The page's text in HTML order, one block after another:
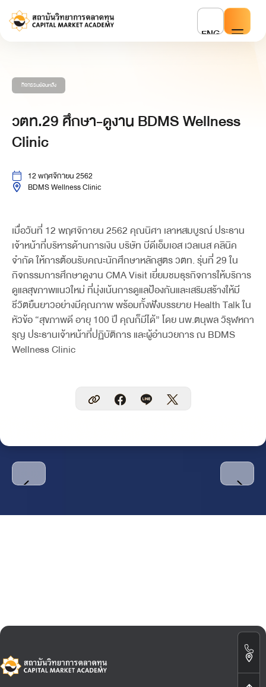
ENG
กิจกรรมย้อนหลัง
วตท.29 ศึกษา-ดูงาน BDMS Wellness
Clinic
12 พฤศจิกายน 2562
BDMS Wellness Clinic
เมื่อวันที่ 12 พฤศจิกายน 2562 คุณนิศา เลาหสมบูรณ์ ประธาน
เจ้าหน้าที่บริหารด้านการเงิน บริษัท บีดีเอ็มเอส เวลเนส คลินิค
จำกัด ให้การต้อนรับคณะนักศึกษาหลักสูตร วตท. รุ่นที่ 29 ใน
กิจกรรมการศึกษาดูงาน CMA Visit เยี่ยมชมธุรกิจการให้บริการ
ดูแลสุขภาพแนวใหม่ ที่มุ่งเน้นการดูแลป้องกันและเสริมสร้างให้มี
ชีวิตยืนยาวอย่างมีคุณภาพ พร้อมทั้งฟังบรรยาย Health Talk ใน
หัวข้อ “สุขภาพดี อายุ 100 ปี คุณก็มีได้” โดย นพ.ตนุพล วิรุฬหกา
รุญ ประธานเจ้าหน้าที่ปฏิบัติการ และผู้อำนวยการ ณ BDMS
Wellness Clinic